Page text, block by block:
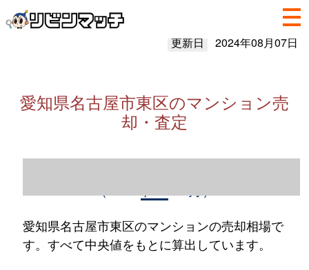
更新日 2024年08月07日
愛知県名古屋市東区のマンション売
却・査定
愛知県名古屋市東区のマンションの売却相場で
す。すべて中央値をもとに算出しています。